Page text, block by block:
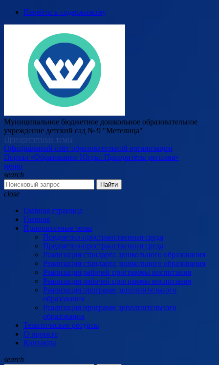
Перейти к содержимому
Муниципальное бюджетное дошкольное образовательное
учреждение детский сад № 9 "Метелица"
Приоритетные темы
Официальный сайт образовательной организации
Портал «Образование Югры. Приоритеты региона»
меню
search
Найти
close
Главная страница
Главная
Приоритетные темы
Предметно-пространственная среда
Предметно-пространственная среда
Реализация стандарта дошкольного образования
Реализация стандарта дошкольного образования
Реализация рабочей программы воспитания
Реализация рабочей программы воспитания
Реализация программ дополнительного
образования
Реализация программ дополнительного
образования
Тематические ресурсы
О проекте
Контакты
search